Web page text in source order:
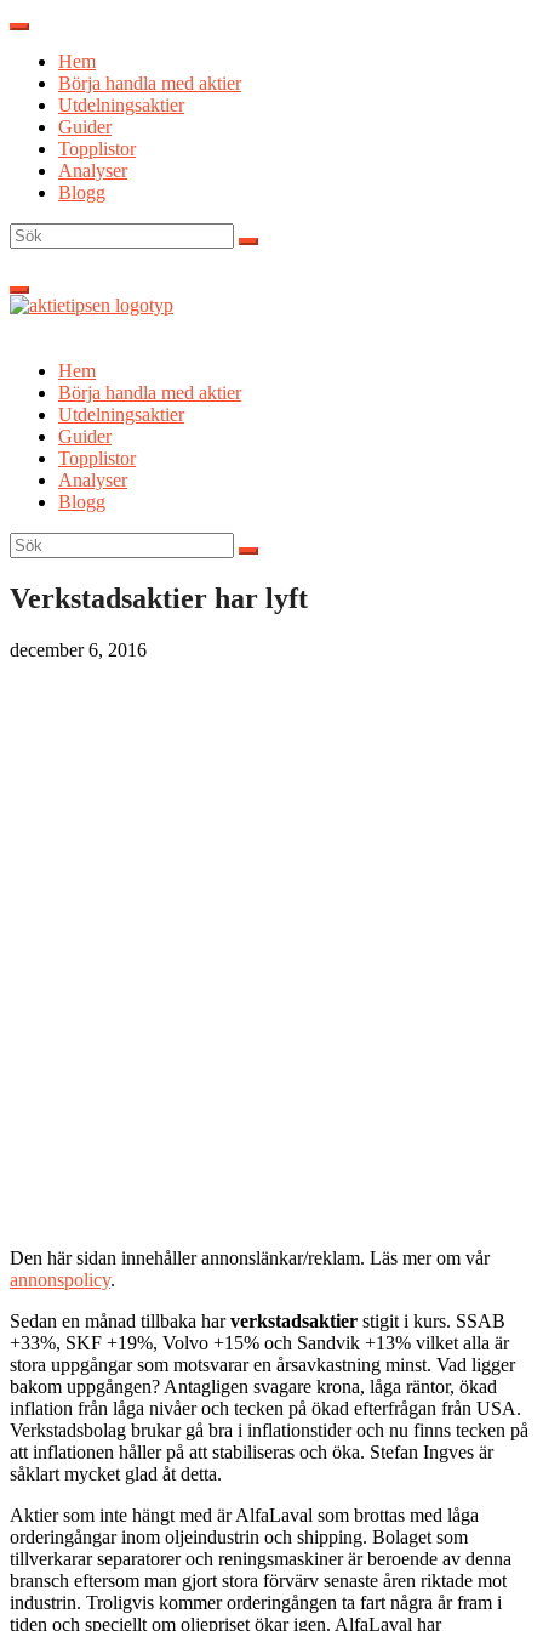
Hoppa
innehållHem
Börja handla med aktier
Utdelningsaktier
Guider
Topplistor
Analyser
Blogg
Sök
efter:
Hem
Börja handla med aktier
Utdelningsaktier
Guider
Topplistor
Analyser
Blogg
Sök
efter:
Verkstadsaktier har lyft
december 6, 2016
Den här sidan innehåller annonslänkar/reklam. Läs mer om vår
annonspolicy.
Sedan en månad tillbaka harverkstadsaktier stigit i kurs. SSAB
+33%, SKF +19%, Volvo +15% och Sandvik +13% vilket alla är
stora uppgångar som motsvarar en årsavkastning minst. Vad ligger
bakom uppgången? Antagligen svagare krona, låga räntor, ökad
inflation från låga nivåer och tecken på ökad efterfrågan från USA.
Verkstadsbolag brukar gå bra i inflationstider och nu finns tecken på
att inflationen håller på att stabiliseras och öka. Stefan Ingves är
såklart mycket glad åt detta.
Aktier som inte hängt med är AlfaLaval som brottas med låga
orderingångar inom oljeindustrin och shipping. Bolaget som
tillverkarar separatorer och reningsmaskiner är beroende av denna
bransch eftersom man gjort stora förvärv senaste åren riktade mot
industrin. Troligvis kommer orderingången ta fart några år fram i
tiden och speciellt om oljepriset ökar igen. AlfaLaval har